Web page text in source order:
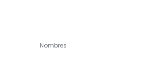
Nombres